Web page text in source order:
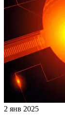
2 янв 2025